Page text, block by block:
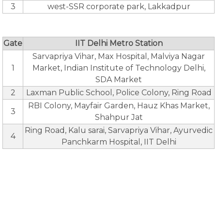
3
west-SSR corporate park, Lakkadpur
Gate IIT Delhi Metro Station
1
Sarvapriya Vihar, Max Hospital, Malviya Nagar
Market, Indian Institute of Technology Delhi,
SDA Market
2
Laxman Public School, Police Colony, Ring Road
3
RBI Colony, Mayfair Garden, Hauz Khas Market,
Shahpur Jat
4
Ring Road, Kalu sarai, Sarvapriya Vihar, Ayurvedic
Panchkarm Hospital, IIT Delhi